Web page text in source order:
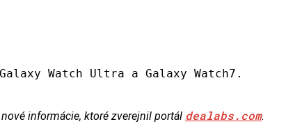
Watch Ultra a Galaxy Watch7.
informácie, ktoré zverejnil portál dealabs.com.